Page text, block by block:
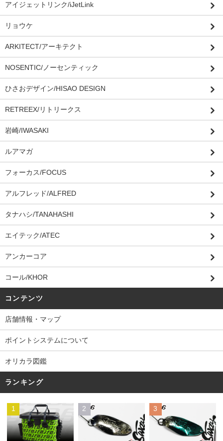
アイジェットリンク/iJetLink
リョウケ
ARKITECT/アーキテクト
NOSENTIC/ノーセンティック
ひさおデザイン/HISAO DESIGN
RETREEX/リトリークス
岩崎/IWASAKI
ルアマガ
フォーカス/FOCUS
アルフレッド/ALFRED
タナハシ/TANAHASHI
エイテック/ATEC
アンカーコア
コール/KHOR
コンテンツ
店舗情報・マップ
ポイントシステムについて
オリカラ図鑑
ランキング
1 2 3